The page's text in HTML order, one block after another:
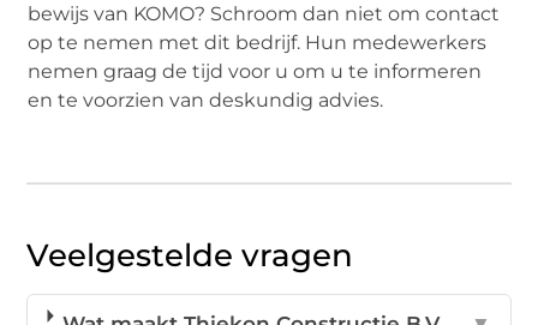
bewijs van KOMO? Schroom dan niet om contact
op te nemen met dit bedrijf. Hun medewerkers
nemen graag de tijd voor u om u te informeren
en te voorzien van deskundig advies.
Veelgestelde vragen